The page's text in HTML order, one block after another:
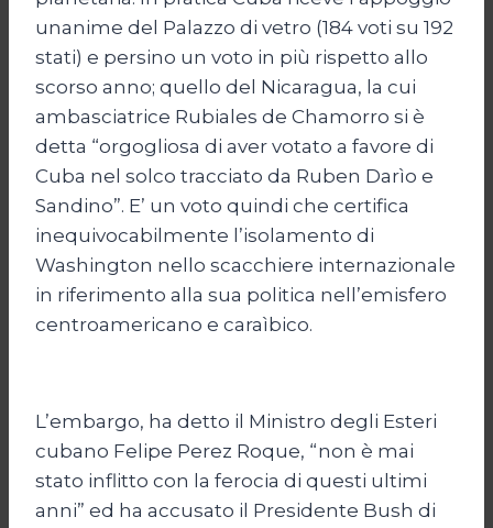
unanime del Palazzo di vetro (184 voti su 192
stati) e persino un voto in più rispetto allo
scorso anno; quello del Nicaragua, la cui
ambasciatrice Rubiales de Chamorro si è
detta “orgogliosa di aver votato a favore di
Cuba nel solco tracciato da Ruben Darìo e
Sandino”. E’ un voto quindi che certifica
inequivocabilmente l’isolamento di
Washington nello scacchiere internazionale
in riferimento alla sua politica nell’emisfero
centroamericano e caraìbico.
L’embargo, ha detto il Ministro degli Esteri
cubano Felipe Perez Roque, “non è mai
stato inflitto con la ferocia di questi ultimi
anni” ed ha accusato il Presidente Bush di